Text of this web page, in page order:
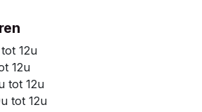
12u
12u
tot 12u
tot 12u